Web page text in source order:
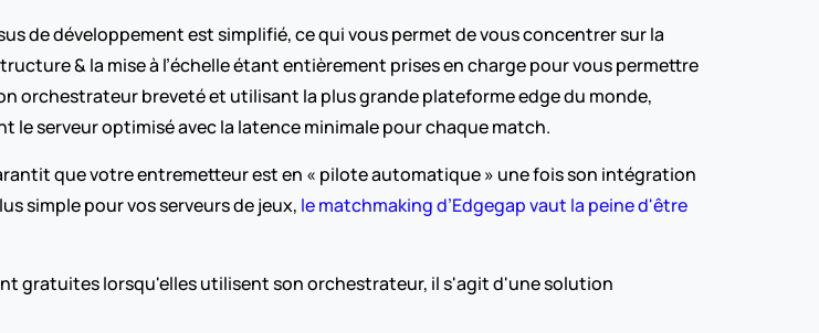
de développement est simplifié, ce qui vous permet de vous concentrer sur la
& la mise à l’échelle étant entièrement prises en charge pour vous permettre
orchestrateur breveté et utilisant la plus grande plateforme edge du monde,
le serveur optimisé avec la latence minimale pour chaque match.
que votre entremetteur est en « pilote automatique » une fois son intégration
simple pour vos serveurs de jeux, le matchmaking d’Edgegap vaut la peine d'être
gratuites lorsqu'elles utilisent son orchestrateur, il s'agit d'une solution